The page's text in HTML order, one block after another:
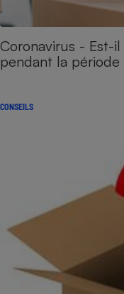
Coronavirus - Est-
pendant la
CONSEILS